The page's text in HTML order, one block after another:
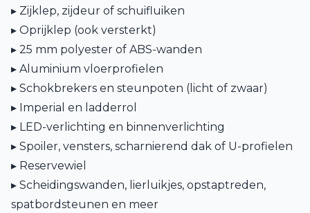
▸ Zijklep, zijdeur of schuifluiken
▸ Oprijklep (ook versterkt)
▸ 25 mm polyester of ABS-wanden
▸ Aluminium vloerprofielen
▸ Schokbrekers en steunpoten (licht of zwaar)
▸ Imperial en ladderrol
▸ LED-verlichting en binnenverlichting
▸ Spoiler, vensters, scharnierend dak of U-profielen
▸ Reservewiel
▸ Scheidingswanden, lierluikjes, opstaptreden,
spatbordsteunen en meer